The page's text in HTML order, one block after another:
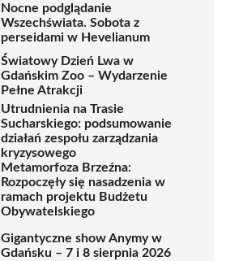
Nocne podglądanie
Wszechświata. Sobota z
perseidami w Hevelianum
Światowy Dzień Lwa w
Gdańskim Zoo – Wydarzenie
Pełne Atrakcji
Utrudnienia na Trasie
Sucharskiego: podsumowanie
działań zespołu zarządzania
kryzysowego
Metamorfoza Brzeźna:
Rozpoczęły się nasadzenia w
ramach projektu Budżetu
Obywatelskiego
Gigantyczne show Anymy w
Gdańsku – 7 i 8 sierpnia 2026